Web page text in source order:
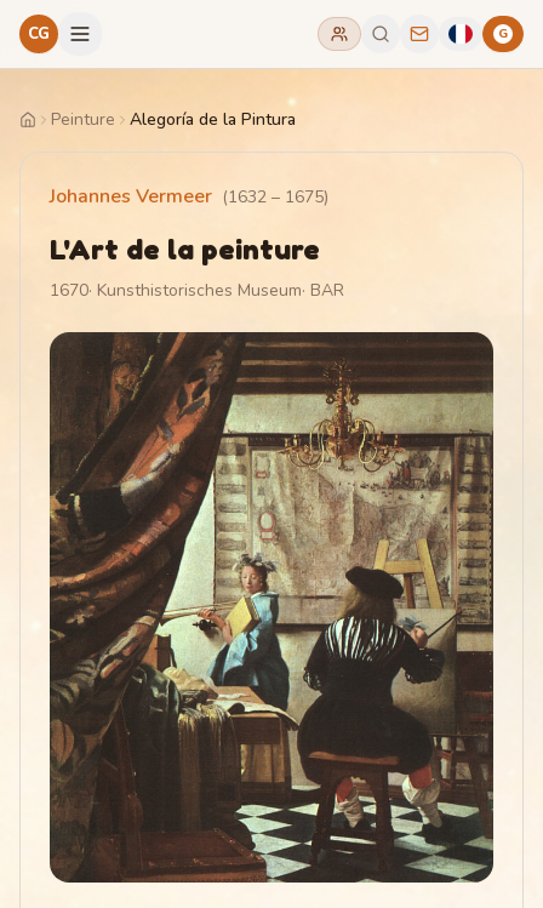
CG G
HomePeinture Alegoría de la Pintura
Johannes Vermeer (1632 – 1675)
L'Art de la peinture
1670· Kunsthistorisches Museum· BAR